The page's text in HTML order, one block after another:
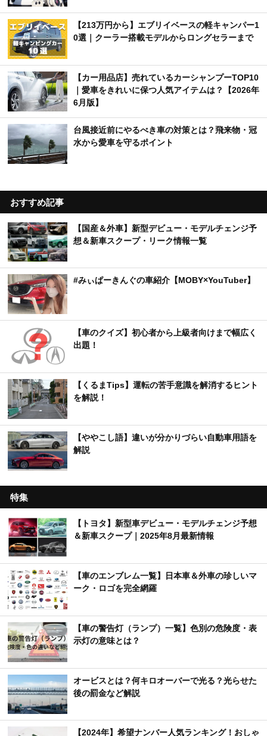
【213万円から】エブリイベースの軽キャンパー1
0選｜クーラー搭載モデルからロングセラーまで
【カー用品店】売れているカーシャンプーTOP10
｜愛車をきれいに保つ人気アイテムは？【2026年
6月版】
台風接近前にやるべき車の対策とは？飛来物・冠
水から愛車を守るポイント
おすすめ記事
【国産＆外車】新型デビュー・モデルチェンジ予
想＆新車スクープ・リーク情報一覧
#みぃぱーきんぐの車紹介【MOBY×YouTuber】
【車のクイズ】初心者から上級者向けまで幅広く
出題！
【くるまTips】運転の苦手意識を解消するヒント
を解説！
【ややこし語】違いが分かりづらい自動車用語を
解説
特集
【トヨタ】新型車デビュー・モデルチェンジ予想
＆新車スクープ｜2025年8月最新情報
【車のエンブレム一覧】日本車＆外車の珍しいマ
ーク・ロゴを完全網羅
【車の警告灯（ランプ）一覧】色別の危険度・表
示灯の意味とは？
オービスとは？何キロオーバーで光る？光らせた
後の罰金など解説
【2024年】希望ナンバー人気ランキング！おしゃ